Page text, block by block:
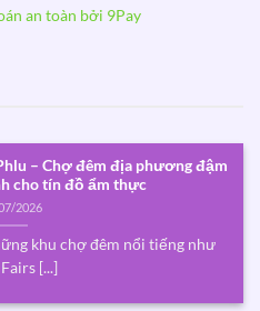
an toàn bởi 9Pay
– Chợ đêm địa phương đậm
cho tín đồ ẩm thực
2026
khu chợ đêm nổi tiếng như
[...]